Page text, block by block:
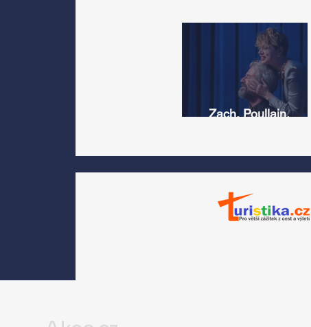
Zach, Poullain,
srpnu představí s
Divadlem Bez zábradlí
Voděrádky u Říčan